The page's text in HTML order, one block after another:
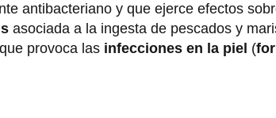
antibacteriano y que ejerce efectos
asociada a la ingesta de pescados y
que provoca las infecciones en la piel (